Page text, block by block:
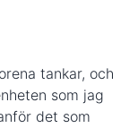
tankar, och
som jag
det som